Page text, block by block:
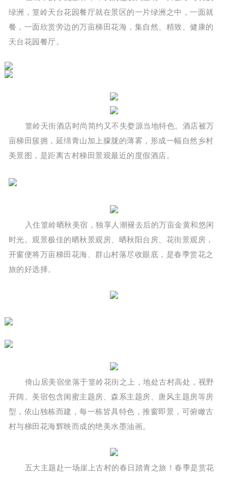
绿洲，篁岭天台花园餐厅就在景区的一片绿洲之中，一面就
餐，一面欣赏旁边的万亩梯田花海，集自然、精致、健康的
天台花园餐厅。
篁岭天街酒店时尚简约又不失婺源当地特色。酒店被万
亩梯田簇拥，延绵青山加上朦胧的薄雾，形成一幅自然乡村
美景图，是距离古村梯田景观最近的度假酒店。
入住篁岭晒秋美宿，独享人潮褪去后的万亩金黄和悠闲
时光。观景极佳的晒秋景观房、晒秋阳台房、花街景观房，
开窗便将万亩梯田花海、群山村落尽收眼底，是春季赏花之
旅的好选择。
倚山居美宿坐落于篁岭花街之上，地处古村高处，视野
开阔。美宿包含闺蜜主题房、森系主题房、唐风主题房等房
型，依山独栋而建，每一栋皆具特色，推窗即景，可俯瞰古
村与梯田花海辉映而成的绝美水墨油画。
五大主题赴一场崖上古村的春日踏青之旅！春季是赏花